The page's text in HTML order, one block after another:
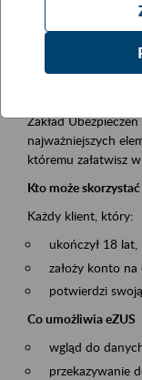
Event description
Platforma Usług
Zakład
najważniejszych
któremu załatwisz
Kto może skorzystać
Każdy klient, który:
ukończył 18 lat,
założy konto na
potwierdzi
Co umożliwia eZUS
wgląd do
przekazywanie